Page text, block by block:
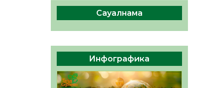
Руслан Рүстемұлы облыс
әкімінің кеңесшісі болып
тағайындалды
05.08.2026
41 0
Сауалнама
Инфографика